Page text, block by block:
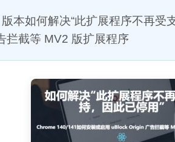
本如何解决“此扩展程序不再受
拦截等 MV2 版扩展程序